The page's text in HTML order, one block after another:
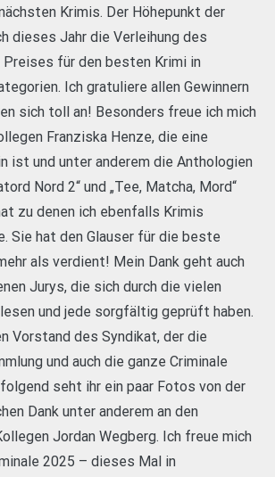
Krimis. Der Höhepunkt der
dieses Jahr die Verleihung des
Preises für den besten Krimi in
Ich gratuliere allen Gewinnern
sich toll an! Besonders freue ich mich
Franziska Henze, die eine
ist und unter anderem die Anthologien
Nord 2“ und „Tee, Matcha, Mord“
zu denen ich ebenfalls Krimis
Sie hat den Glauser für die beste
als verdient! Mein Dank geht auch
Jurys, die sich durch die vielen
und jede sorgfältig geprüft haben.
Vorstand des Syndikat, der die
und auch die ganze Criminale
seht ihr ein paar Fotos von der
Dank unter anderem an den
Jordan Wegberg. Ich freue mich
2025 – dieses Mal in